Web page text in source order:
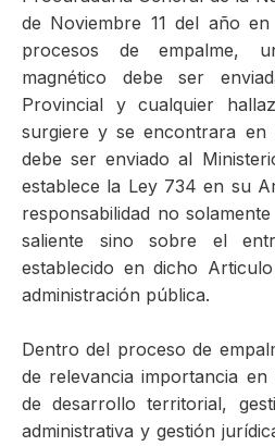
de Noviembre 11 del año
procesos de empalme,
magnético debe ser
Provincial y cualquier
surgiere y se encontrara en
debe ser enviado al
establece la Ley 734 en su
responsabilidad no
saliente sino sobre el
establecido en dicho
administración pública.
Dentro del proceso de
de relevancia importancia en
de desarrollo territorial,
administrativa y gestión